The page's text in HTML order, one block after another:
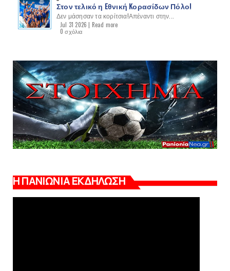
Στον τελικό η Eθνική Kορασίδων Πόλο!
Δεν μάσησαν τα κορίτσια!Απέναντι στην...
Jul 31 2026 | Read more
0 σχόλια
Η ΠΑΝΙΩΝΙΑ ΕΚΔΗΛΩΣΗ